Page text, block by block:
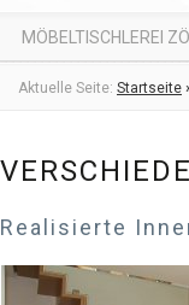
MÖBELTISCHLEREI
Aktuelle Seite: Startseite
Realisierte